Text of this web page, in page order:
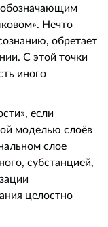
обозначающим
Нечто
обретает
С этой точки
иного
если
моделью слоёв
слое
субстанцией,
целостно